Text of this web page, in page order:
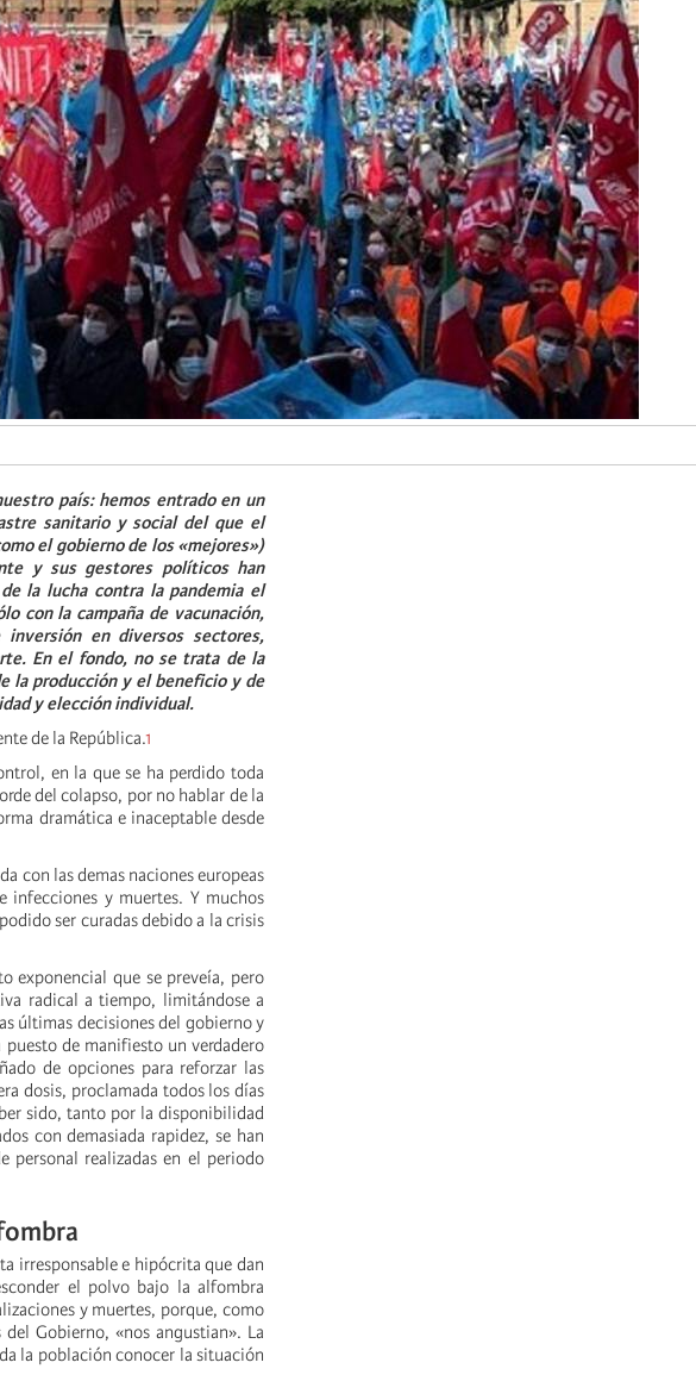
país: hemos entrado en un
sanitario y social del que el
el gobierno de los «mejores»)
y sus gestores políticos han
la lucha contra la pandemia el
con la campaña de vacunación,
en diversos sectores,
En el fondo, no se trata de la
la producción y el beneficio y de
y elección individual.
de la República.1
en la que se ha perdido toda
del colapso, por no hablar de la
dramática e inaceptable desde
con las demas naciones europeas
infecciones y muertes. Y muchos
ser curadas debido a la crisis
exponencial que se preveía, pero
radical a tiempo, limitándose a
últimas decisiones del gobierno y
de manifiesto un verdadero
de opciones para reforzar las
dosis, proclamada todos los días
sido, tanto por la disponibilidad
con demasiada rapidez, se han
personal realizadas en el periodo
irresponsable e hipócrita que dan
el polvo bajo la alfombra
y muertes, porque, como
Gobierno, «nos angustian». La
la población conocer la situación